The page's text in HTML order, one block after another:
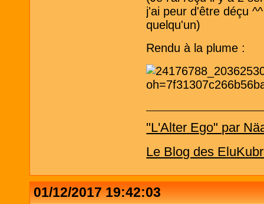
j'ai peur d'être déçu
quelqu'un)
Rendu à la plume :
"L'Alter Ego" par
Le Blog des
01/12/2017 19:42:03